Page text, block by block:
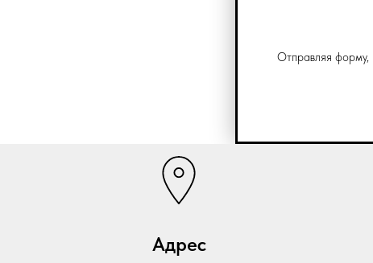
Отправляя форму,
Адрес